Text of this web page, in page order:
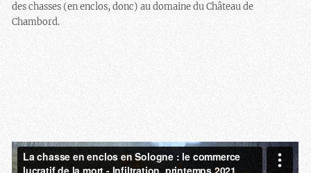
des chasses (en enclos, donc) au domaine du Château de
Chambord.